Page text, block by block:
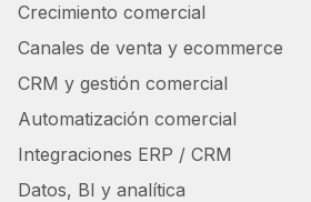
Crecimiento comercial
Canales de venta y ecommerce
CRM y gestión comercial
Automatización comercial
Integraciones ERP / CRM
Datos, BI y analítica